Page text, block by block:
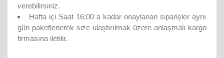
verebilirsiniz.
Hafta içi Saat 16:00 a kadar onaylanan siparişler aynı
gün paketlenerek size ulaştırılmak üzere anlaşmalı kargo
firmasına iletilir.